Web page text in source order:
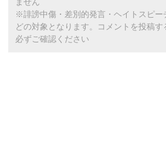
ません
※誹謗中傷・差別的発言・ヘイトスピー
どの対象となります。コメントを投稿す
必ずご確認ください